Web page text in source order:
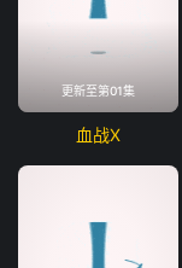
更新至第01集
血战X